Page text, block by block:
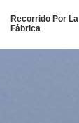
Recorrido Por La
Fábrica